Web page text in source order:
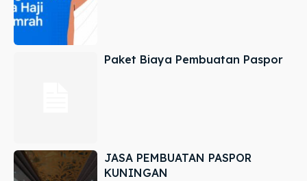
Paket Biaya Pembuatan Paspor
JASA PEMBUATAN PASPOR
KUNINGAN